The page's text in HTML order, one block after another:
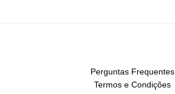
Perguntas Frequentes
Termos e Condições